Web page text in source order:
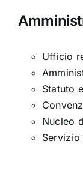
Ufficio
Statuto
Nucleo